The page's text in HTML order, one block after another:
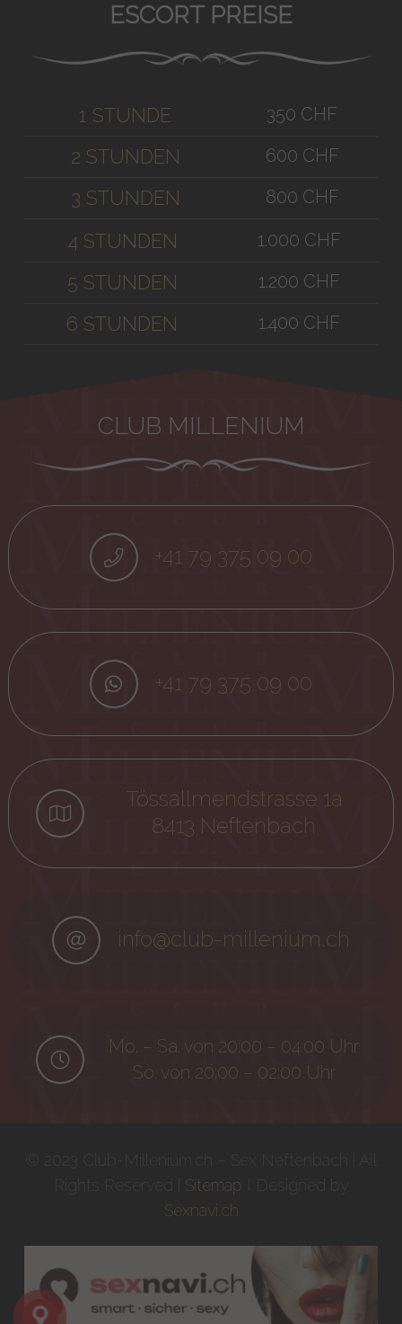
ESCORT PREISE
1 STUNDE 350 CHF
2 STUNDEN 600 CHF
3 STUNDEN 800 CHF
4 STUNDEN 1.000 CHF
5 STUNDEN 1.200 CHF
6 STUNDEN 1.400 CHF
CLUB MILLENIUM
+41 79 375 09 00
+41 79 375 09 00
Tössallmendstrasse 1a
8413 Neftenbach
info@club-millenium.ch
Mo. – Sa. von 20:00 – 04:00 Uhr
So. von 20:00 – 02:00 Uhr
Sitemap
Sexnavi.ch